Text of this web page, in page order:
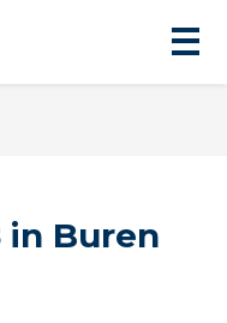
in Buren